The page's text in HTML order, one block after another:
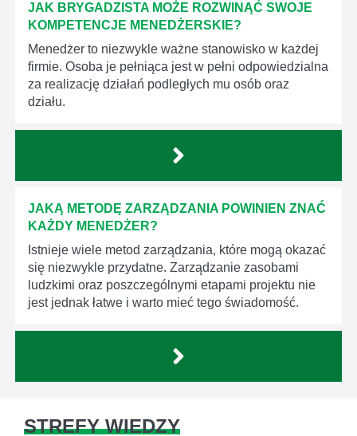
JAK BRYGADZISTA MOŻE ROZWINĄĆ SWOJE
KOMPETENCJE MENEDŻERSKIE?
Menedżer to niezwykle ważne stanowisko w każdej
firmie. Osoba je pełniąca jest w pełni odpowiedzialna
za realizację działań podległych mu osób oraz
działu.
JAKĄ METODĘ ZARZĄDZANIA POWINIEN ZNAĆ
KAŻDY MENEDŻER?
Istnieje wiele metod zarządzania, które mogą okazać
się niezwykle przydatne. Zarządzanie zasobami
ludzkimi oraz poszczególnymi etapami projektu nie
jest jednak łatwe i warto mieć tego świadomość.
STREFY WIEDZY